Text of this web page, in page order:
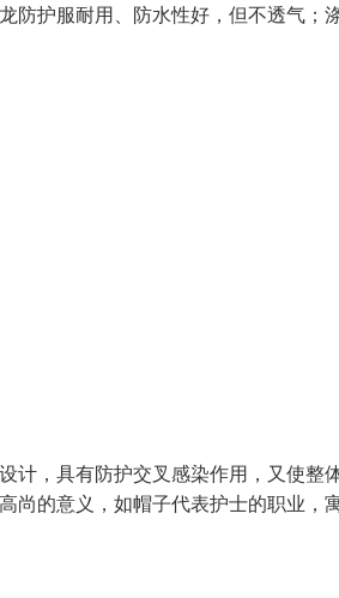
防护服耐用、防水性好，但不透气；
计，具有防护交叉感染作用，又使整
尚的意义，如帽子代表护士的职业，